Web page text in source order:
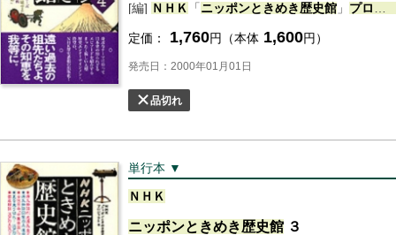
[編] ＮＨＫ 「ニッポンときめき歴史館 」 プロジェクト
定価： 1,760円（本体 1,600円）
発売日：2000年01月01日
品切れ
単行本 ▼
ＮＨＫ
ニッポンときめき歴史館 ３